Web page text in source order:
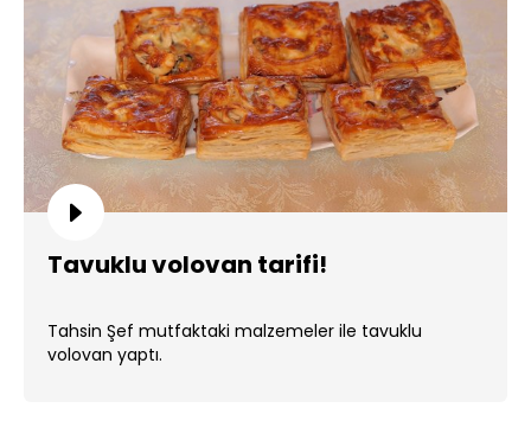
Tavuklu volovan tarifi!
Tahsin Şef mutfaktaki malzemeler ile tavuklu
volovan yaptı.